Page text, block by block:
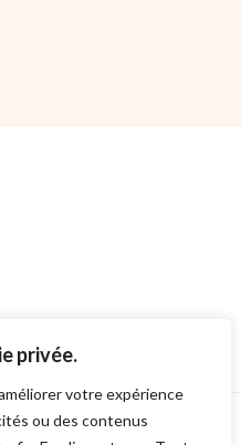
privée.
votre expérience
ou des contenus
WordPress par